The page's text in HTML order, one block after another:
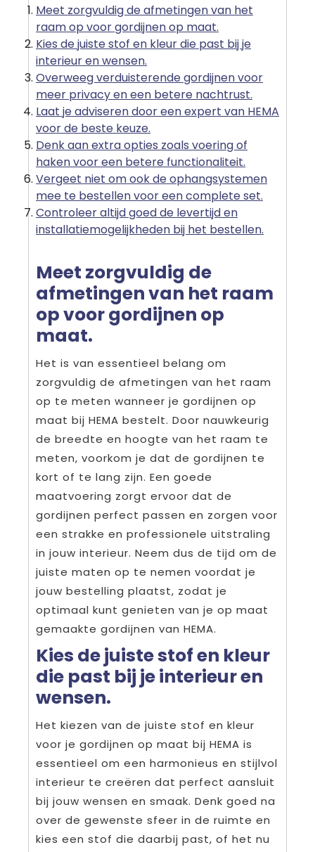
Meet zorgvuldig de afmetingen van het
raam op voor gordijnen op maat.
Kies de juiste stof en kleur die past bij je
interieur en wensen.
Overweeg verduisterende gordijnen voor
meer privacy en een betere nachtrust.
Laat je adviseren door een expert van HEMA
voor de beste keuze.
Denk aan extra opties zoals voering of
haken voor een betere functionaliteit.
Vergeet niet om ook de ophangsystemen
mee te bestellen voor een complete set.
Controleer altijd goed de levertijd en
installatiemogelijkheden bij het bestellen.
Meet zorgvuldig de
afmetingen van het raam
op voor gordijnen op
maat.
Het is van essentieel belang om
zorgvuldig de afmetingen van het raam
op te meten wanneer je gordijnen op
maat bij HEMA bestelt. Door nauwkeurig
de breedte en hoogte van het raam te
meten, voorkom je dat de gordijnen te
kort of te lang zijn. Een goede
maatvoering zorgt ervoor dat de
gordijnen perfect passen en zorgen voor
een strakke en professionele uitstraling
in jouw interieur. Neem dus de tijd om de
juiste maten op te nemen voordat je
jouw bestelling plaatst, zodat je
optimaal kunt genieten van je op maat
gemaakte gordijnen van HEMA.
Kies de juiste stof en kleur
die past bij je interieur en
wensen.
Het kiezen van de juiste stof en kleur
voor je gordijnen op maat bij HEMA is
essentieel om een harmonieus en stijlvol
interieur te creëren dat perfect aansluit
bij jouw wensen en smaak. Denk goed na
over de gewenste sfeer in de ruimte en
kies een stof die daarbij past, of het nu